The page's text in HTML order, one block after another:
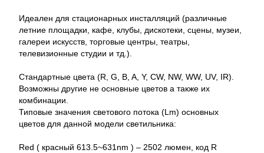
Идеален для стационарных инсталляций (различные
летние площадки, кафе, клубы, дискотеки, сцены, музеи,
галереи искусств, торговые центры, театры,
телевизионные студии и тд.).
Стандартные цвета (R, G, B, A, Y, CW, NW, WW, UV, IR).
Возможны другие не основные цветов а также их
комбинации.
Типовые значения светового потока (Lm) основных
цветов для данной модели светильника:
Red ( красный 613.5~631nm ) – 2502 люмен, код R